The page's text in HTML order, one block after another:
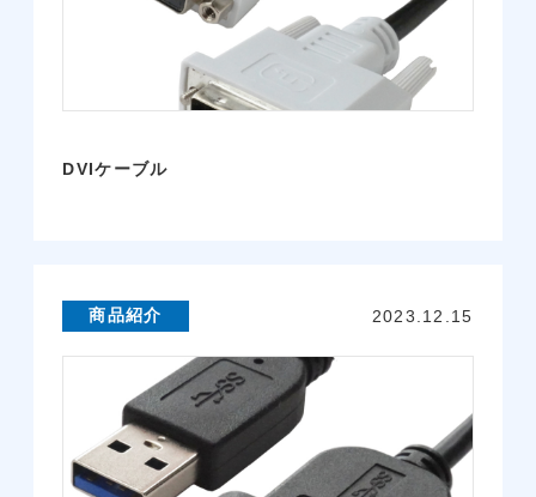
DVIケーブル
商品紹介 2023.12.15